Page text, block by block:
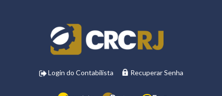
Login do Contabilista Recuperar Senha